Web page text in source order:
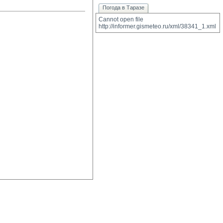
Погода в Таразе
Cannot open file
http://informer.gismeteo.ru/xml/38341_1.xml